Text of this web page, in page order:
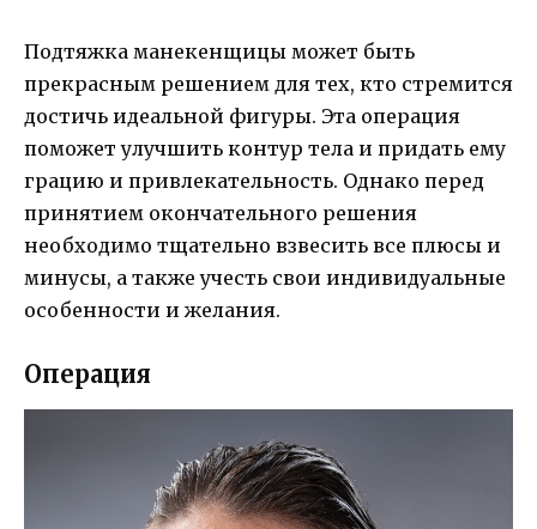
Подтяжка манекенщицы может быть
прекрасным решением для тех, кто стремится
достичь идеальной фигуры. Эта операция
поможет улучшить контур тела и придать ему
грацию и привлекательность. Однако перед
принятием окончательного решения
необходимо тщательно взвесить все плюсы и
минусы, а также учесть свои индивидуальные
особенности и желания.
Операция